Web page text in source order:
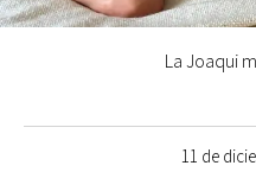
11 de
La Joaqui